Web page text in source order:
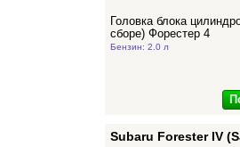
Головка блока
сборе) Форестер 4
Бензин: 2.0 л
Subaru Forester IV